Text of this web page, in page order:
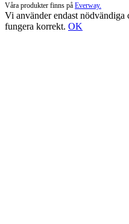
Våra produkter finns på Everway.
Vi använder endast nödvändiga
fungera korrekt. OK